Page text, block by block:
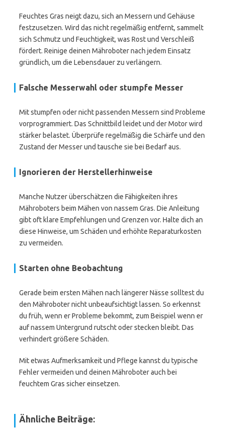
Feuchtes Gras neigt dazu, sich an Messern und Gehäuse
festzusetzen. Wird das nicht regelmäßig entfernt, sammelt
sich Schmutz und Feuchtigkeit, was Rost und Verschleiß
fördert. Reinige deinen Mähroboter nach jedem Einsatz
gründlich, um die Lebensdauer zu verlängern.
Falsche Messerwahl oder stumpfe Messer
Mit stumpfen oder nicht passenden Messern sind Probleme
vorprogrammiert. Das Schnittbild leidet und der Motor wird
stärker belastet. Überprüfe regelmäßig die Schärfe und den
Zustand der Messer und tausche sie bei Bedarf aus.
Ignorieren der Herstellerhinweise
Manche Nutzer überschätzen die Fähigkeiten ihres
Mähroboters beim Mähen von nassem Gras. Die Anleitung
gibt oft klare Empfehlungen und Grenzen vor. Halte dich an
diese Hinweise, um Schäden und erhöhte Reparaturkosten
zu vermeiden.
Starten ohne Beobachtung
Gerade beim ersten Mähen nach längerer Nässe solltest du
den Mähroboter nicht unbeaufsichtigt lassen. So erkennst
du früh, wenn er Probleme bekommt, zum Beispiel wenn er
auf nassem Untergrund rutscht oder stecken bleibt. Das
verhindert größere Schäden.
Mit etwas Aufmerksamkeit und Pflege kannst du typische
Fehler vermeiden und deinen Mähroboter auch bei
feuchtem Gras sicher einsetzen.
Ähnliche Beiträge: